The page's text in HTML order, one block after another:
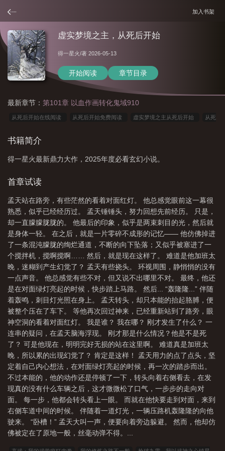
加入书架
虚实梦境之主，从死后开始
得一星火/著 2026-05-13
开始阅读 章节目录
最新章节： 第101章 以血作画转化鬼域910
从死后开始在线阅读 从死后开始免费阅读 虚实梦境之主从死后开始 从死
最新章节
主 虚幻之生真实之死是什么意思 虚幻 梦境 从死后开始笔趣阁无错
谷 从死后开始免费 虚实幻境 从死后开始起点 虚实结合梦境
书籍简介
得一星火最新鼎力大作，2025年度必看玄幻小说。
首章试读
孟天站在路旁，有些茫然的看着对面红灯。 他总感觉眼前这一幕很
熟悉，似乎已经经历过。 孟天锤锤头，努力回想先前经历。 只是，
却一直朦朦胧胧的。 他最后的印象，似乎是两束刺目的光，然后就
是身体一轻。 在之后，就是一片零碎不成形的记忆—— 他仿佛掉进
了一条混沌朦胧的绚烂通道，不断的向下坠落；又似乎被塞进了一
个搅拌机，搅啊搅啊…… 然后，就是现在这样了。 难道是他加班太
晚，迷糊到产生幻觉了？ 孟天有些挠头。 环视周围，静悄悄的没有
一点声音。 他总感觉有些不对，但又说不出哪里不对。 最终，他还
是在对面绿灯亮起的时候，快步踏上马路。 然后... “轰隆隆...” 伴随
着轰鸣，刺目灯光照在身上。 孟天转头，却只本能的抬起胳膊，便
被整个压在了车下。 等他再次回过神来，已经重新站到了路旁，眼
神空洞的看着对面红灯。 我是谁？ 我在哪？ 刚才发生了什么？ 一
连串的疑问，在孟天脑海浮现。 刚才那是什么情况？他是不是死
了？ 可是他现在，明明完好无损的站在这里啊。 难道真是加班太
晚，所以累的出现幻觉了？ 肯定是这样！ 孟天用力的点了点头，坚
定着自己内心想法，在对面绿灯亮起的时候，再一次的踏步而出。
不过本能的，他的动作还是停顿了一下，转头向着右侧看去，在发
现真的没有什么车辆之后，这才微微松了口气，一步步的走向对
面。 每一步，他都会转头看上一眼。 而就在他快要走到对面，来到
右侧车道中间的时候。 伴随着一道灯光，一辆压路机轰隆隆的向他
驶来。 “卧槽！” 孟天大叫一声，便要向着旁边躲避。 然而，他却仿
佛被定在了原地一般，丝毫动弹不得。...